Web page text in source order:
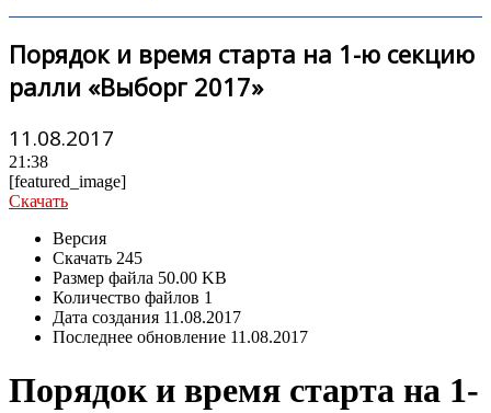
Порядок и время старта на 1-ю секцию
ралли «Выборг 2017»
11.08.2017
21:38
[featured_image]
Скачать
Версия
Скачать 245
Размер файла 50.00 KB
Количество файлов 1
Дата создания 11.08.2017
Последнее обновление 11.08.2017
Порядок и время старта на 1-